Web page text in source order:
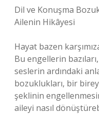
Dil ve Konuşma
Ailenin Hikâyesi
Hayat bazen
Bu engellerin
seslerin ardındaki
bozuklukları, bir
şeklinin
aileyi nasıl